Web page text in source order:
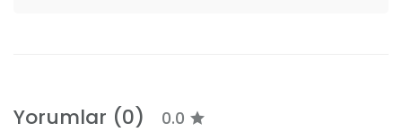
Yorumlar (0) 0.0